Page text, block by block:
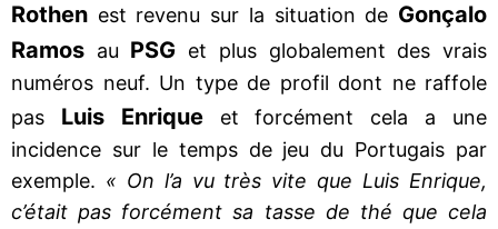
Rothen est revenu sur la situation de Gonçalo
Ramos au PSG et plus globalement des vrais
numéros neuf. Un type de profil dont ne raffole
pas Luis Enriqueet forcément cela a une
incidence sur le temps de jeu du Portugais par
exemple. « On l’a vu très vite que Luis Enrique,
c’était pas forcément sa tasse de thé que cela